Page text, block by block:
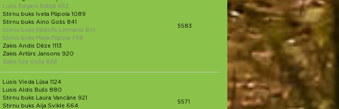
Lusis Edgars Rūtiņš 652
Stirnu buks Iveta Pūpola 1089
Stirnu buks Aino Gošs 841
Stirnu buks Rūdolfs Leimanis 810
Stirnu buks Maija Pūpola 798
Zakis Andis Dēze 1113
Zakis Artūrs Jansons 920
Zakis Ilze Goša 828
5583
Lusis Vieda Lūsa 1124
Lusis Aldis Bušs 880
Stirnu buks Laura Vancāne 921
Stirnu buks Aija Svikle 664
5571